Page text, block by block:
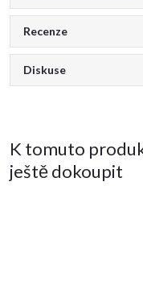
Recenze
Diskuse
K tomuto
ještě dokoupit